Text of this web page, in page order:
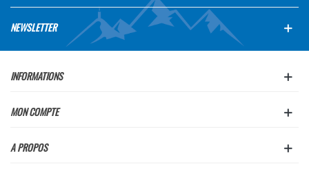
NEWSLETTER
INFORMATIONS
MON COMPTE
A PROPOS